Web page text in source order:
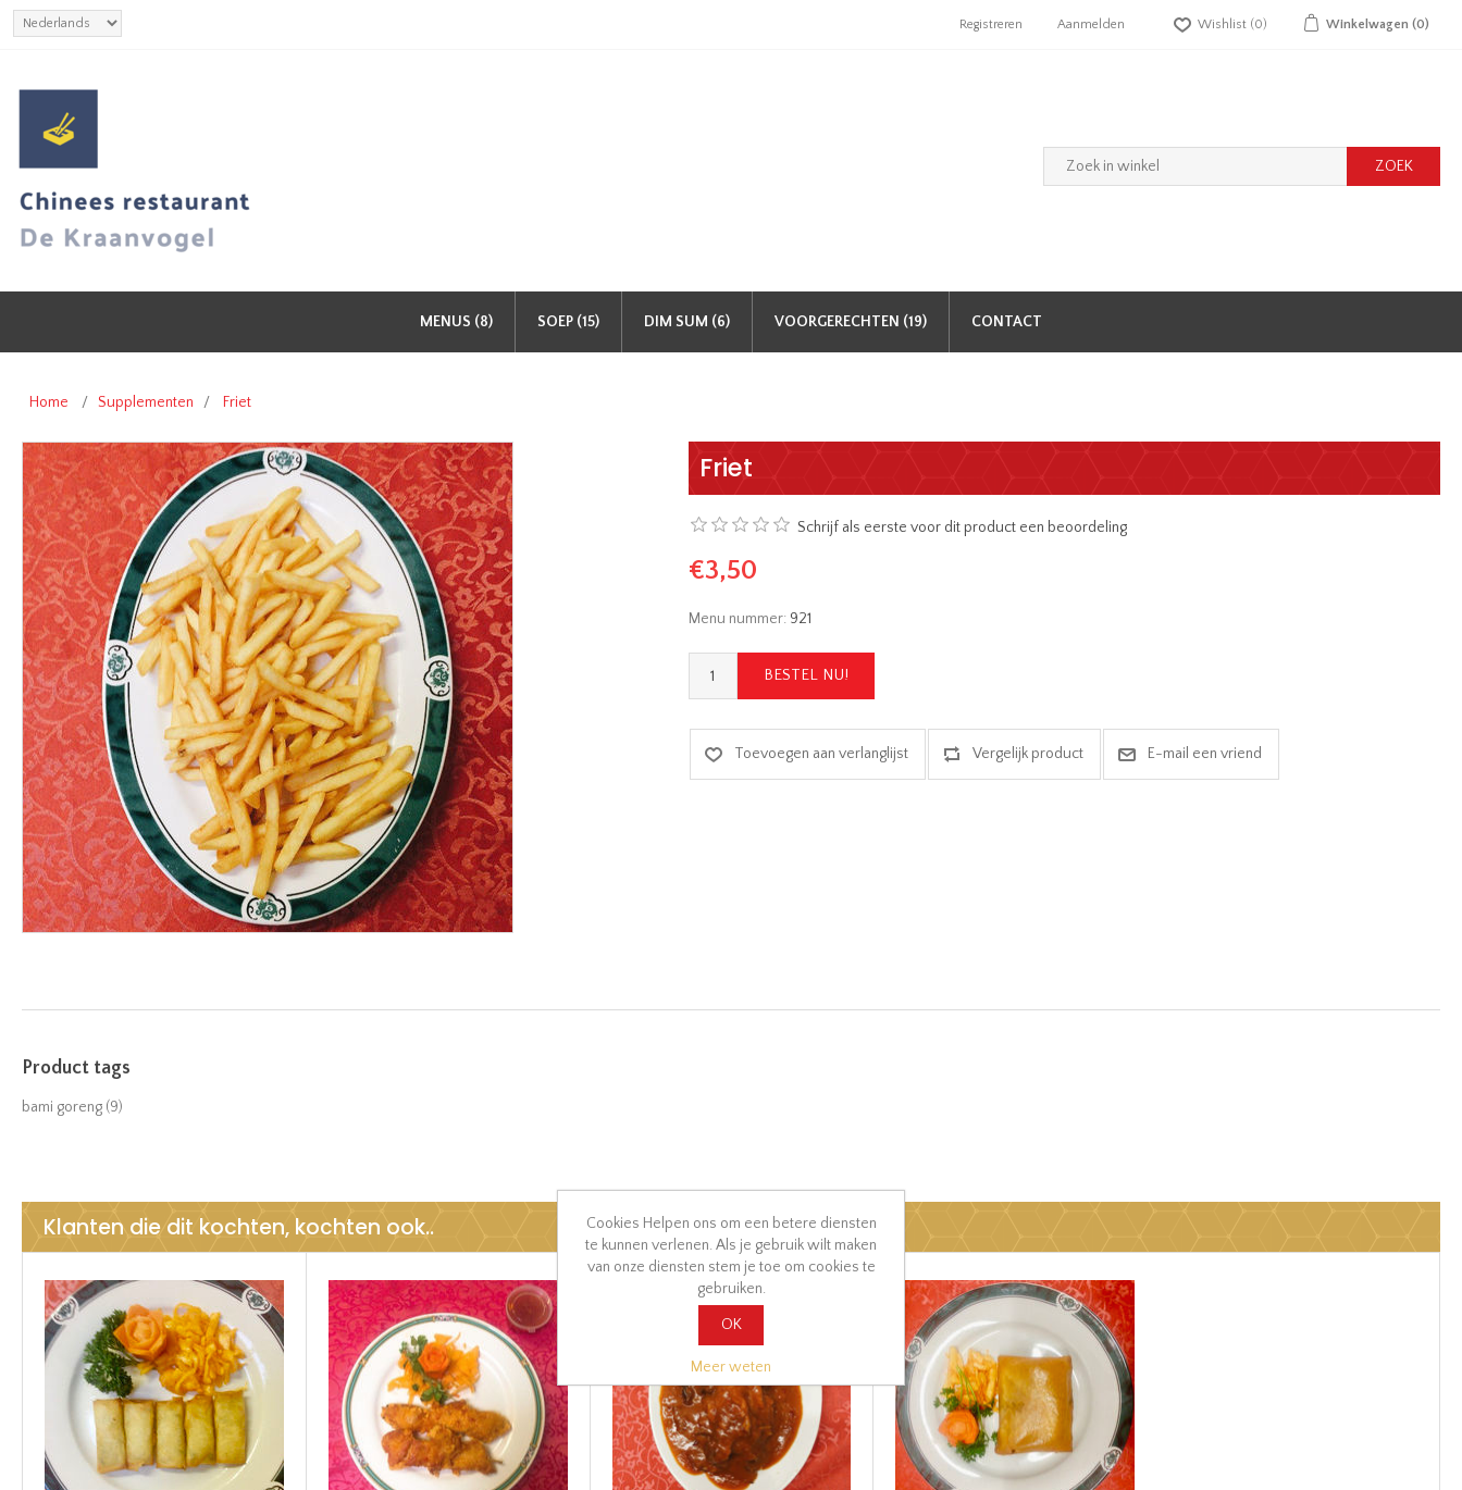
Registreren Aanmelden Wishlist (0) Winkelwagen (0)
MENUS (8) SOEP (15) DIM SUM (6) VOORGERECHTEN (19) CONTACT
Home / Supplementen / Friet
Friet
Schrijf als eerste voor dit product een beoordeling
€3,50
Menu nummer: 921
Product tags
bami goreng (9)
Klanten die dit kochten, kochten ook..
Cookies Helpen ons om een betere diensten
te kunnen verlenen. Als je gebruik wilt maken
van onze diensten stem je toe om cookies te
gebruiken.
OK
Meer weten